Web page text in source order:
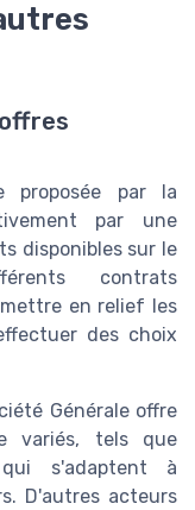
proposée par la
par une
disponibles sur le
contrats
en relief les
des choix
Générale offre
variés, tels que
s'adaptent à
D'autres acteurs